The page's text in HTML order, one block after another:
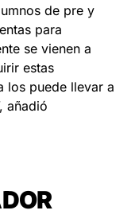
de pre y
para
se vienen a
estas
los puede llevar a
añadió